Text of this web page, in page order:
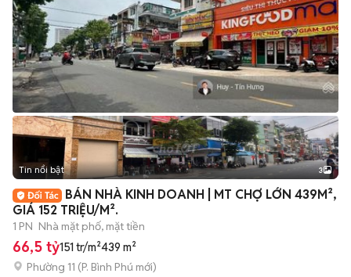
Tin nổi bật 3
BÁN NHÀ KINH DOANH | MT CHỢ LỚN 439M²,
GIÁ 152 TRIỆU/M².
1 PN Nhà mặt phố, mặt tiền
66,5 tỷ151 tr/m²439 m²
Phường 11 (P. Bình Phú mới)